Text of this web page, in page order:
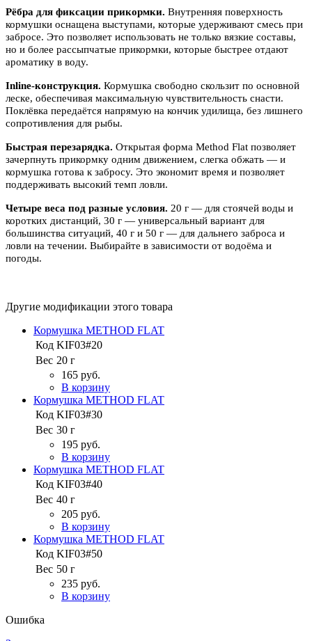
Рёбра для фиксации прикормки. Внутренняя поверхность
кормушки оснащена выступами, которые удерживают смесь при
забросе. Это позволяет использовать не только вязкие составы,
но и более рассыпчатые прикормки, которые быстрее отдают
ароматику в воду.
Inline-конструкция. Кормушка свободно скользит по основной
леске, обеспечивая максимальную чувствительность снасти.
Поклёвка передаётся напрямую на кончик удилища, без лишнего
сопротивления для рыбы.
Быстрая перезарядка. Открытая форма Method Flat позволяет
зачерпнуть прикормку одним движением, слегка обжать — и
кормушка готова к забросу. Это экономит время и позволяет
поддерживать высокий темп ловли.
Четыре веса под разные условия. 20 г — для стоячей воды и
коротких дистанций, 30 г — универсальный вариант для
большинства ситуаций, 40 г и 50 г — для дальнего заброса и
ловли на течении. Выбирайте в зависимости от водоёма и
погоды.
Другие модификации этого товара
Кормушка METHOD FLAT
Код KIF03#20
Вес 20 г
165 руб.
В корзину
Кормушка METHOD FLAT
Код KIF03#30
Вес 30 г
195 руб.
В корзину
Кормушка METHOD FLAT
Код KIF03#40
Вес 40 г
205 руб.
В корзину
Кормушка METHOD FLAT
Код KIF03#50
Вес 50 г
235 руб.
В корзину
Ошибка